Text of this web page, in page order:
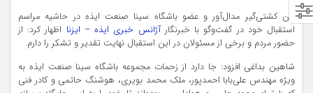
این کشتی‌گیر مدال‌آور و عضو باشگاه سینا صنعت ایذه در حاشیه مراسم
استقبال خود در گفت‌و‌گو با خبرنگارآژانس خبری ایذه – ایزنا اظهار کرد: از
حضور مردم و برخی از مسئولان در این استقبال نهایت تقدیر و تشکر را دارم.
شاهین بداغی افزود: جا دارد از زحمات مجموعه باشگاه سینا صنعت ایذه به
ویژه مهندس علی‌بابا احمدپور، ملک محمد بویری، هوشنگ حاتمی و کادر فنی